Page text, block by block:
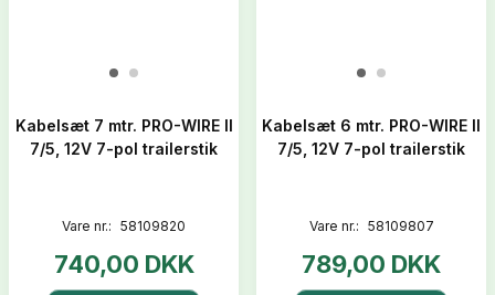
Kabelsæt 7 mtr. PRO-WIRE II
7/5, 12V 7-pol trailerstik
Vare nr.: 58109820
740,00 DKK
Kabelsæt 6 mtr. PRO-WIRE II
7/5, 12V 7-pol trailerstik
Vare nr.: 58109807
789,00 DKK